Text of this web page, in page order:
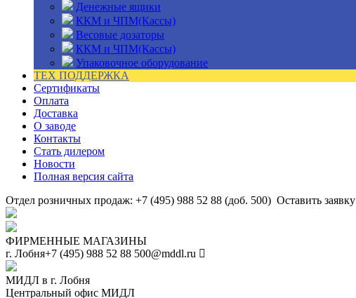
Денежные ящики
ККМ и ЧПМ(Кассы)
Весовые дозаторы
ККМ и ЧПМ(Кассы)
Упаковочное оборудование
ТЕХ ПОДДЕРЖКА
Сертификаты
Оплата
Доставка
О заводе
Контакты
Стать дилером
Новости
Полная версия сайта
Отдел розничных продаж: +7 (495) 988 52 88 (доб. 500) Оставить заявку
ФИРМЕННЫЕ МАГАЗИНЫ
г. Лобня+7 (495) 988 52 88 500@mddl.ru
МИДЛ в г. Лобня
Центральный офис МИДЛ